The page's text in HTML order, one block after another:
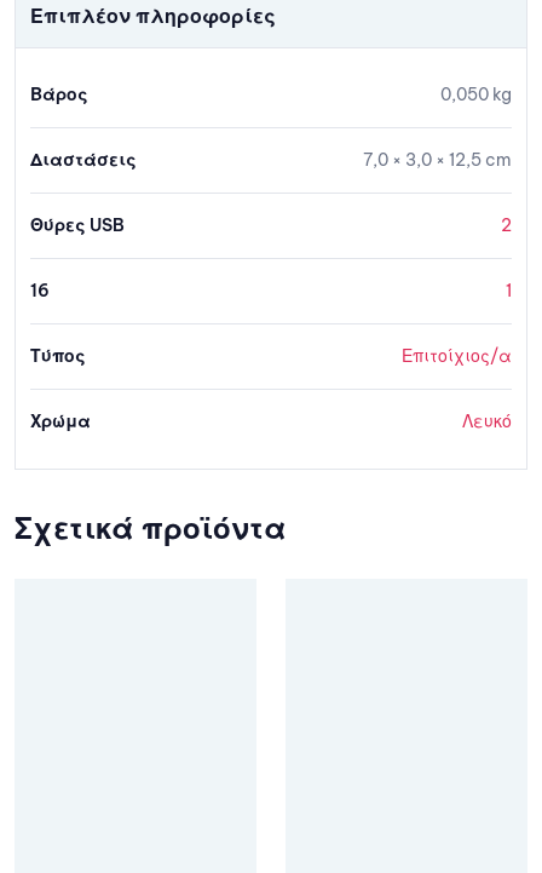
Επιπλέον πληροφορίες
Βάρος 0,050 kg
Διαστάσεις 7,0 × 3,0 × 12,5 cm
Θύρες USB 2
16 1
Τύπος Επιτοίχιος/α
Χρώμα Λευκό
Σχετικά προϊόντα